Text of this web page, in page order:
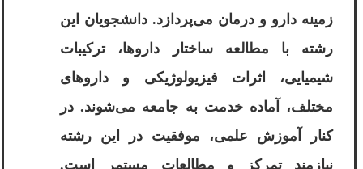
زمینه دارو و درمان می‌پردازد. دانشجویان این
رشته با مطالعه ساختار داروها، ترکیبات
شیمیایی، اثرات فیزیولوژیکی و داروهای
مختلف، آماده خدمت به جامعه می‌شوند. در
کنار آموزش علمی، موفقیت در این رشته
نیازمند تمرکز و مطالعات مستمر است.